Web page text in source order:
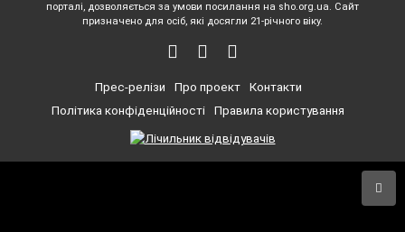
порталі, дозволяється за умови посилання на sho.org.ua. Сайт
призначено для осіб, які досягли 21-річного віку.
Прес-релізи Про проект
Контакти
Політика конфіденційності
Правила користування